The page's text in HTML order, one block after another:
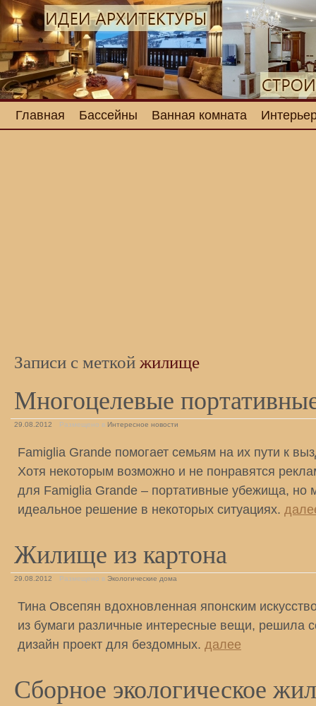
Главная Бассейны Ванная комната
Записи с меткойжилище
Многоцелевые
29.08.2012 Размещено в Интересное новости
Famiglia Grande помогает семьям на их пути к
Хотя некоторым возможно и не понравятся
для Famiglia Grande – портативные убежища, но
идеальное решение в некоторых ситуациях.
Жилище из картона
29.08.2012 Размещено в Экологические дома
Тина Овсепян вдохновленная японским
из бумаги различные интересные вещи, решила
дизайн проект для бездомных. далее
Сборное экологическое